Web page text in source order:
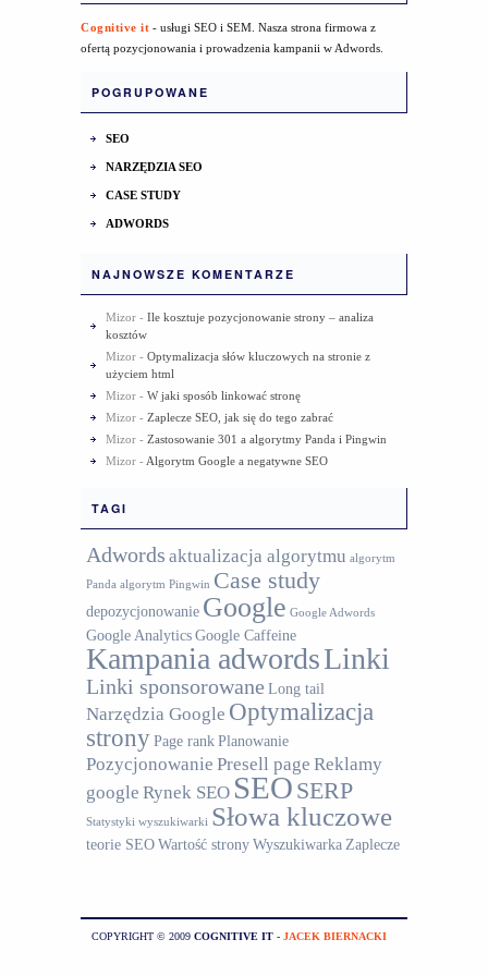
Cognitive it - usługi SEO i SEM. Nasza strona firmowa z
ofertą pozycjonowania i prowadzenia kampanii w Adwords.
POGRUPOWANE
SEO
NARZĘDZIA SEO
CASE STUDY
ADWORDS
NAJNOWSZE KOMENTARZE
Mizor - Ile kosztuje pozycjonowanie strony – analiza
kosztów
Mizor - Optymalizacja słów kluczowych na stronie z
użyciem html
Mizor - W jaki sposób linkować stronę
Mizor - Zaplecze SEO, jak się do tego zabrać
Mizor - Zastosowanie 301 a algorytmy Panda i Pingwin
Mizor - Algorytm Google a negatywne SEO
TAGI
Adwords aktualizacja algorytmu algorytm
Panda algorytm Pingwin Case study
depozycjonowanie Google Google Adwords
Google AnalyticsGoogle Caffeine
Kampania adwordsLinki
Linki sponsorowane Long tail
Narzędzia Google Optymalizacja
stronyPage rankPlanowanie
Pozycjonowanie Presell page Reklamy
google Rynek SEO SEO SERP
Statystyki wyszukiwarki Słowa kluczowe
teorie SEOWartość stronyWyszukiwarka Zaplecze
COPYRIGHT © 2009 COGNITIVE IT - JACEK BIERNACKI